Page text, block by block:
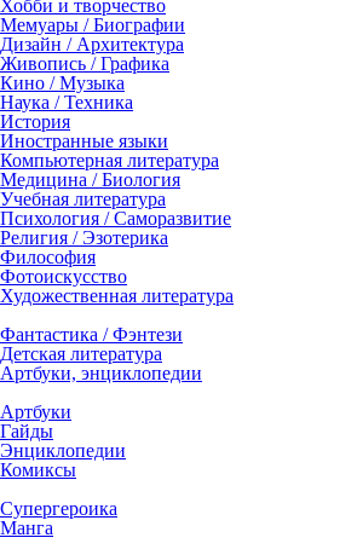
Хобби и творчество
Мемуары / Биографии
Дизайн / Архитектура
Живопись / Графика
Кино / Музыка
Наука / Техника
История
Иностранные языки
Компьютерная литература
Медицина / Биология
Учебная литература
Психология / Саморазвитие
Религия / Эзотерика
Философия
Фотоискусство
Художественная литература
Фантастика / Фэнтези
Детская литература
Артбуки, энциклопедии
Артбуки
Гайды
Энциклопедии
Комиксы
Супергероика
Манга